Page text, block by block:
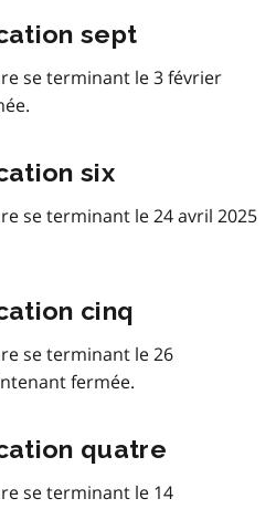
sept
se terminant le 3 février
six
se terminant le 24 avril 2025
cinq
se terminant le 26
fermée.
quatre
se terminant le 14